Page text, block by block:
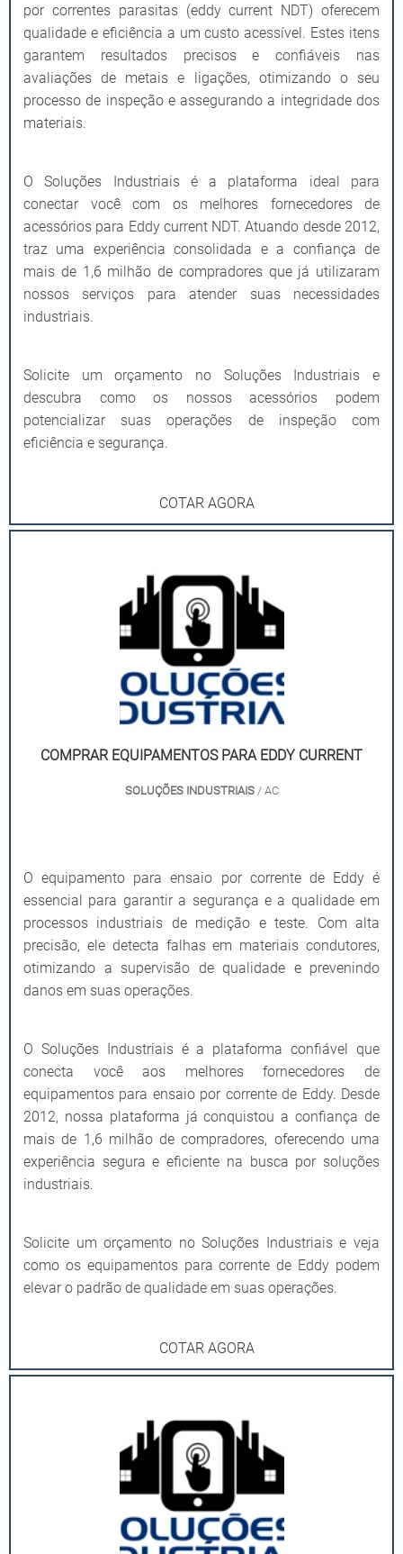
por correntes parasitas (eddy current NDT) oferecem
qualidade e eficiência a um custo acessível. Estes itens
garantem resultados precisos e confiáveis nas
avaliações de metais e ligações, otimizando o seu
processo de inspeção e assegurando a integridade dos
materiais.
O Soluções Industriais é a plataforma ideal para
conectar você com os melhores fornecedores de
acessórios para Eddy current NDT. Atuando desde 2012,
traz uma experiência consolidada e a confiança de
mais de 1,6 milhão de compradores que já utilizaram
nossos serviços para atender suas necessidades
industriais.
Solicite um orçamento no Soluções Industriais e
descubra como os nossos acessórios podem
potencializar suas operações de inspeção com
eficiência e segurança.
COTAR AGORA
COMPRAR EQUIPAMENTOS PARA EDDY CURRENT
SOLUÇÕES INDUSTRIAIS/ AC
O equipamento para ensaio por corrente de Eddy é
essencial para garantir a segurança e a qualidade em
processos industriais de medição e teste. Com alta
precisão, ele detecta falhas em materiais condutores,
otimizando a supervisão de qualidade e prevenindo
danos em suas operações.
O Soluções Industriais é a plataforma confiável que
conecta você aos melhores fornecedores de
equipamentos para ensaio por corrente de Eddy. Desde
2012, nossa plataforma já conquistou a confiança de
mais de 1,6 milhão de compradores, oferecendo uma
experiência segura e eficiente na busca por soluções
industriais.
Solicite um orçamento no Soluções Industriais e veja
como os equipamentos para corrente de Eddy podem
elevar o padrão de qualidade em suas operações.
COTAR AGORA